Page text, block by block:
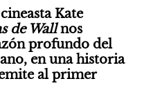
Kate
de Wall nos
profundo del
en una historia
al primer